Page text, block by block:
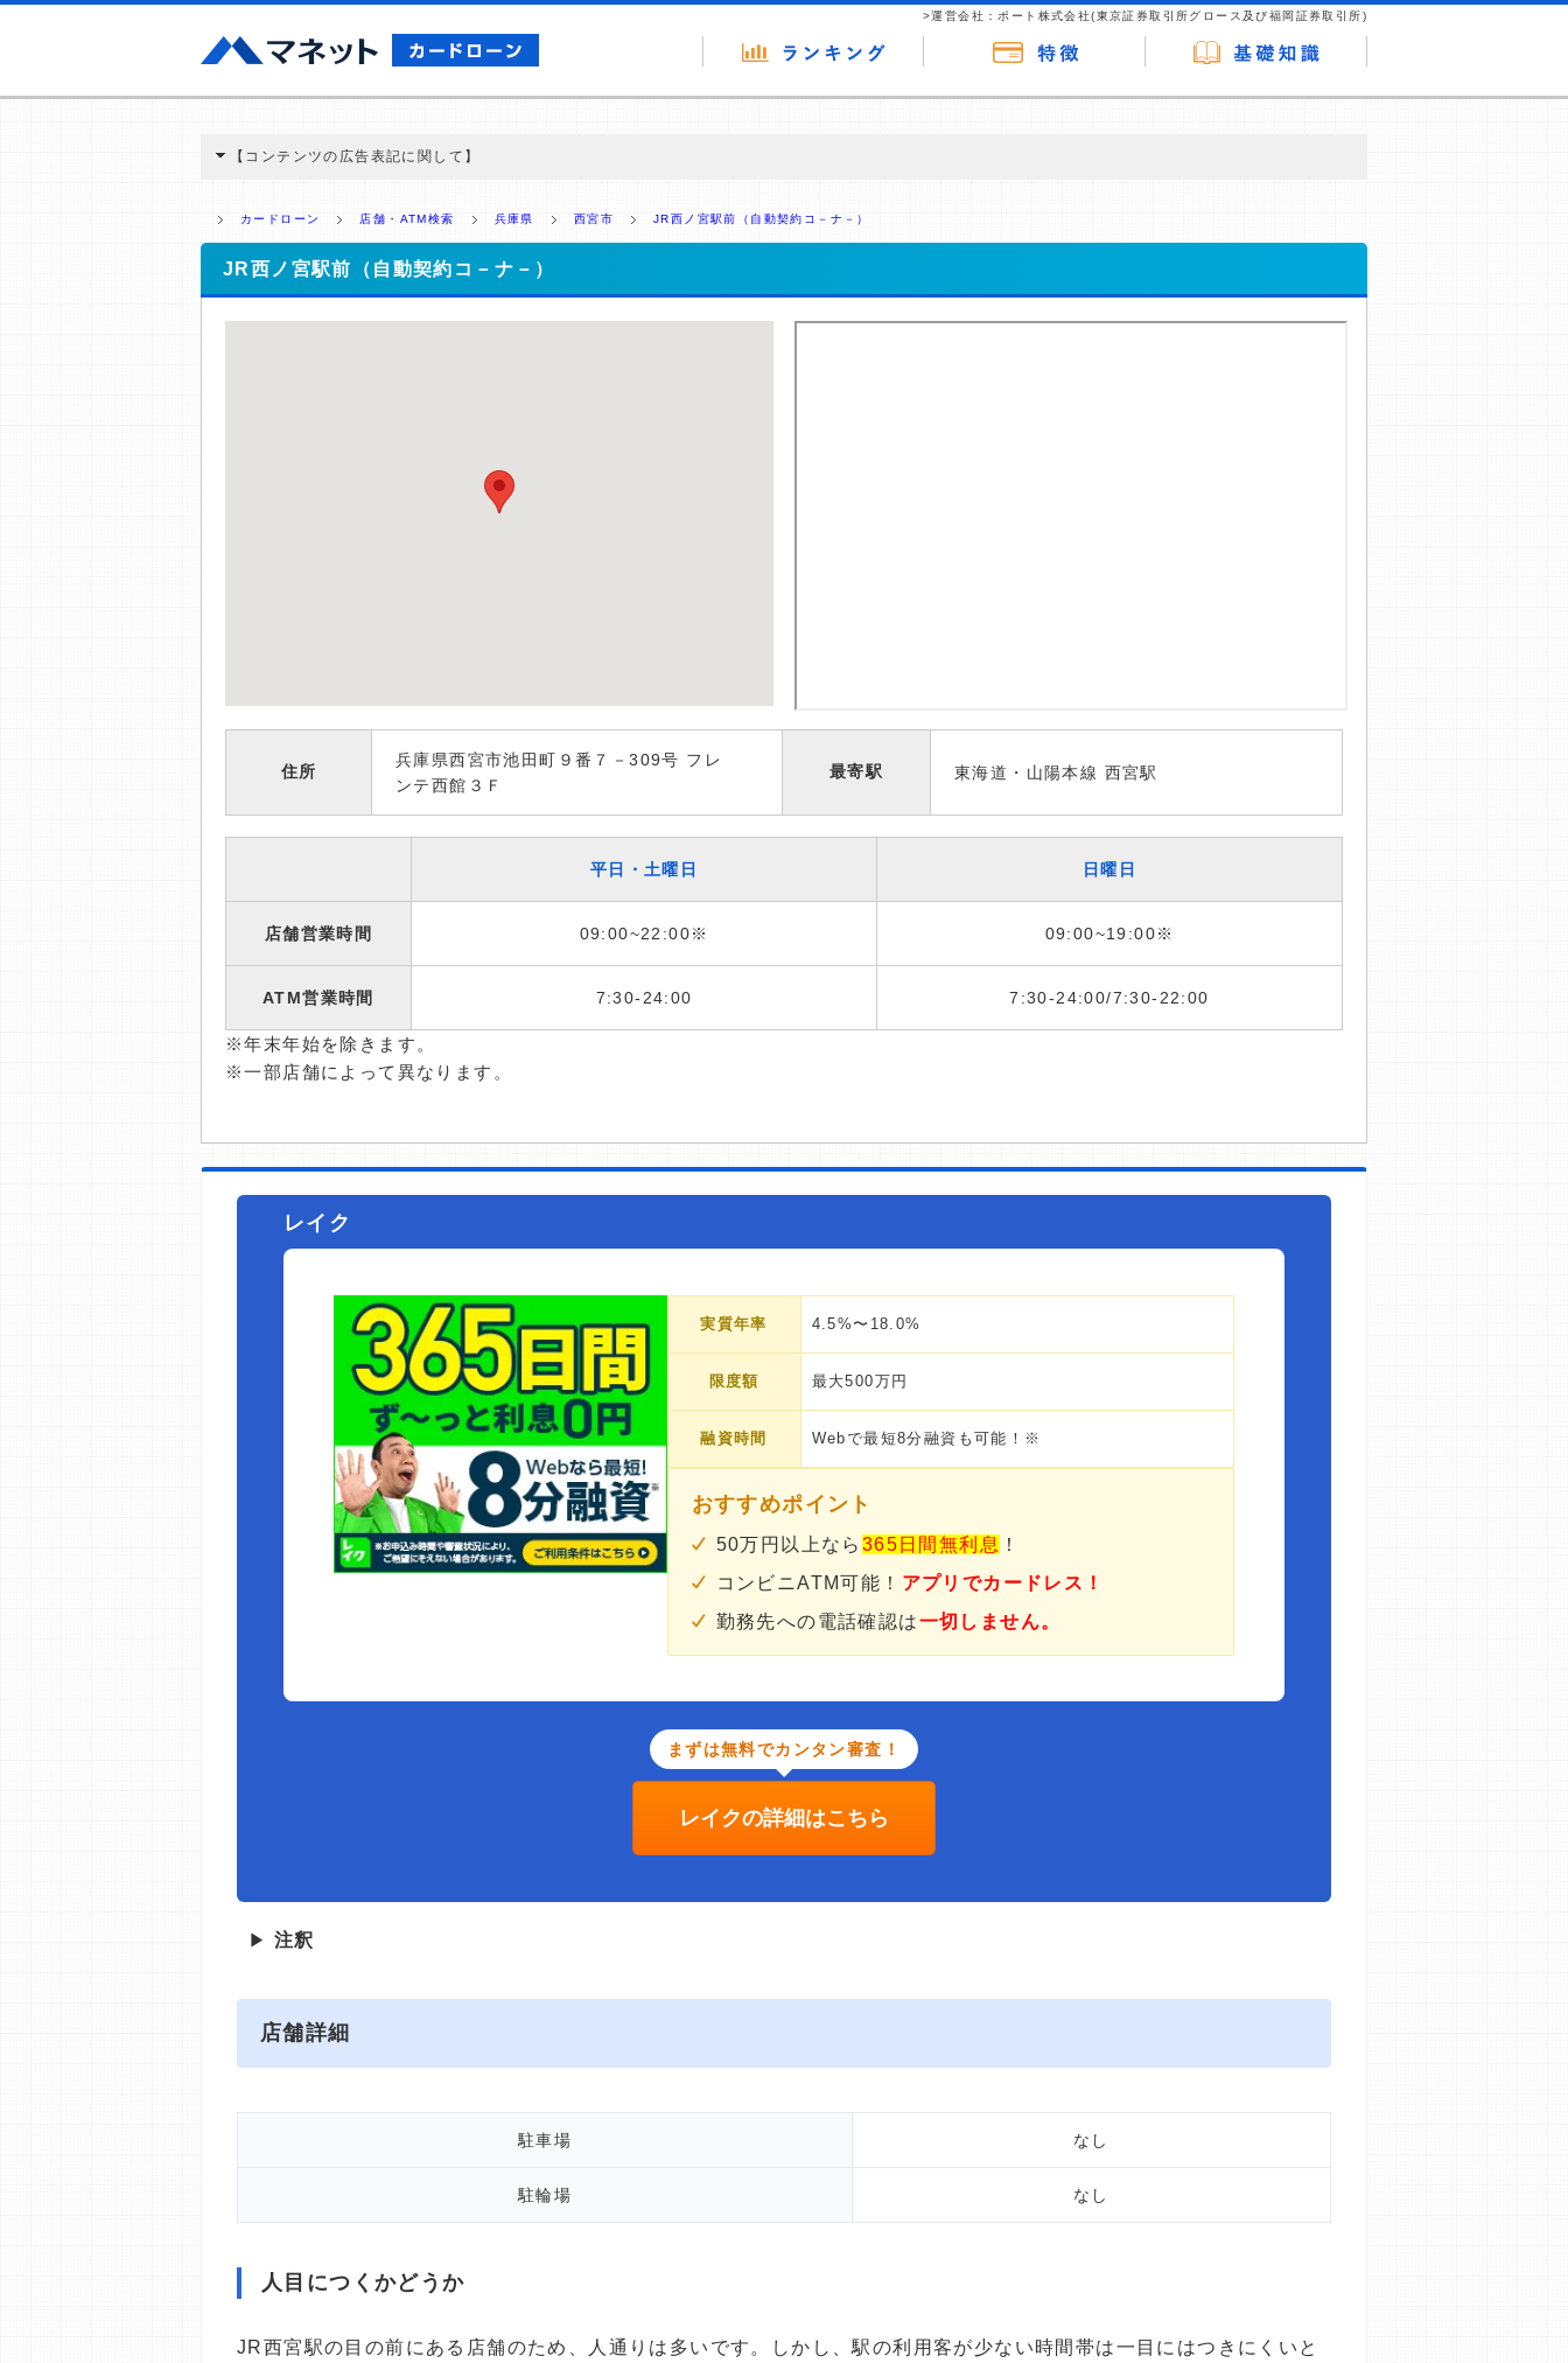
>運営会社：ポート株式会社(東京証券取引所グロース及び福岡証券取引所)
【コンテンツの広告表記に関して】
ミ収集などに基づき、公平性を担保した情報提供を行っています。
>提携企業一覧
カードローン 店舗・ATM検索 兵庫県 西宮市 JR西ノ宮駅前（自動契約コ－ナ－）
JR西ノ宮駅前（自動契約コ－ナ－）
住所
兵庫県西宮市池田町９番７－309号 フレ
ンテ西館３Ｆ
最寄駅 東海道・山陽本線 西宮駅
平日・土曜日 日曜日
店舗営業時間 09:00~22:00※ 09:00~19:00※
ATM営業時間 7:30-24:00 7:30-24:00/7:30-22:00
※年末年始を除きます。
※一部店舗によって異なります。
レイク
実質年率 4.5%〜18.0%
限度額 最大500万円
融資時間 Webで最短8分融資も可能！※
おすすめポイント
50万円以上なら 365日間無利息 ！
コンビニATM可能！ アプリでカードレス！
勤務先への電話確認は一切しません。
まずは無料でカンタン審査！
レイクの詳細はこちら
▶ 注釈
店舗詳細
駐車場 なし
駐輪場 なし
人目につくかどうか
JR西宮駅の目の前にある店舗のため、人通りは多いです。しかし、駅の利用客が少ない時間帯は一目にはつきにくいと